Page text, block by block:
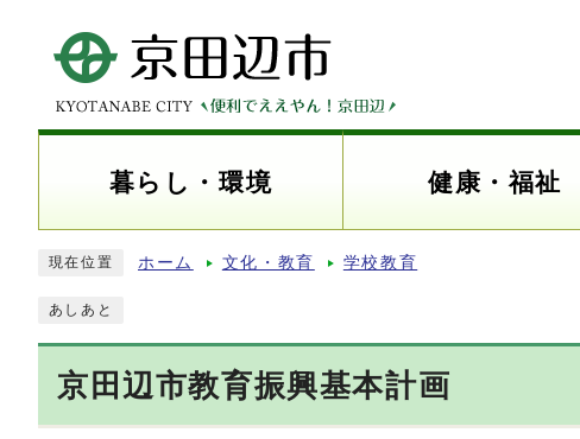
暮らし・環境 健康・福祉
現在位置 ホーム 文化・教育 学校教育
あしあと
京田辺市教育振興基本計画